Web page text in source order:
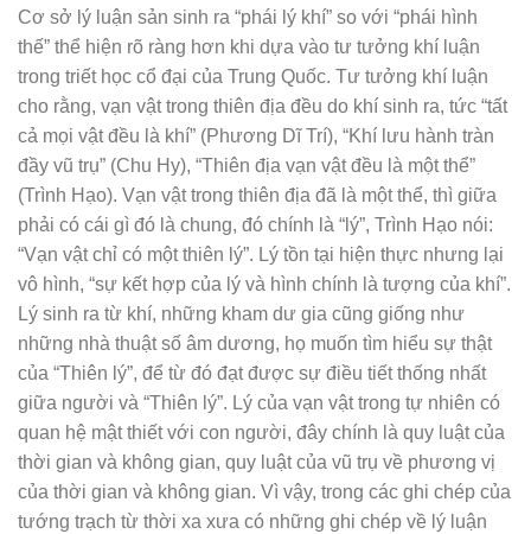
Cơ sở lý luận sản sinh ra “phái lý khí” so với “phái hình
thế” thể hiện rõ ràng hơn khi dựa vào tư tưởng khí luận
trong triết học cổ đại của Trung Quốc. Tư tưởng khí luận
cho rằng, vạn vật trong thiên địa đều do khí sinh ra, tức “tất
cả mọi vật đều là khí” (Phương Dĩ Trí), “Khí lưu hành tràn
đầy vũ trụ” (Chu Hy), “Thiên địa vạn vật đều là một thể”
(Trình Hạo). Vạn vật trong thiên địa đã là một thể, thì giữa
phải có cái gì đó là chung, đó chính là “lý”, Trình Hạo nói:
“Vạn vật chỉ có một thiên lý”. Lý tồn tại hiện thực nhưng lại
vô hình, “sự kết hợp của lý và hình chính là tượng của khí”.
Lý sinh ra từ khí, những kham dư gia cũng giống như
những nhà thuật số âm dương, họ muốn tìm hiểu sự thật
của “Thiên lý”, để từ đó đạt được sự điều tiết thống nhất
giữa người và “Thiên lý”. Lý của vạn vật trong tự nhiên có
quan hệ mật thiết với con người, đây chính là quy luật của
thời gian và không gian, quy luật của vũ trụ về phương vị
của thời gian và không gian. Vì vậy, trong các ghi chép của
tướng trạch từ thời xa xưa có những ghi chép về lý luận